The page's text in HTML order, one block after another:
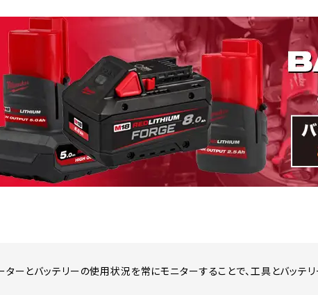
ーとバッテリーの使用状況を常にモニターすることで、工具とバッテ